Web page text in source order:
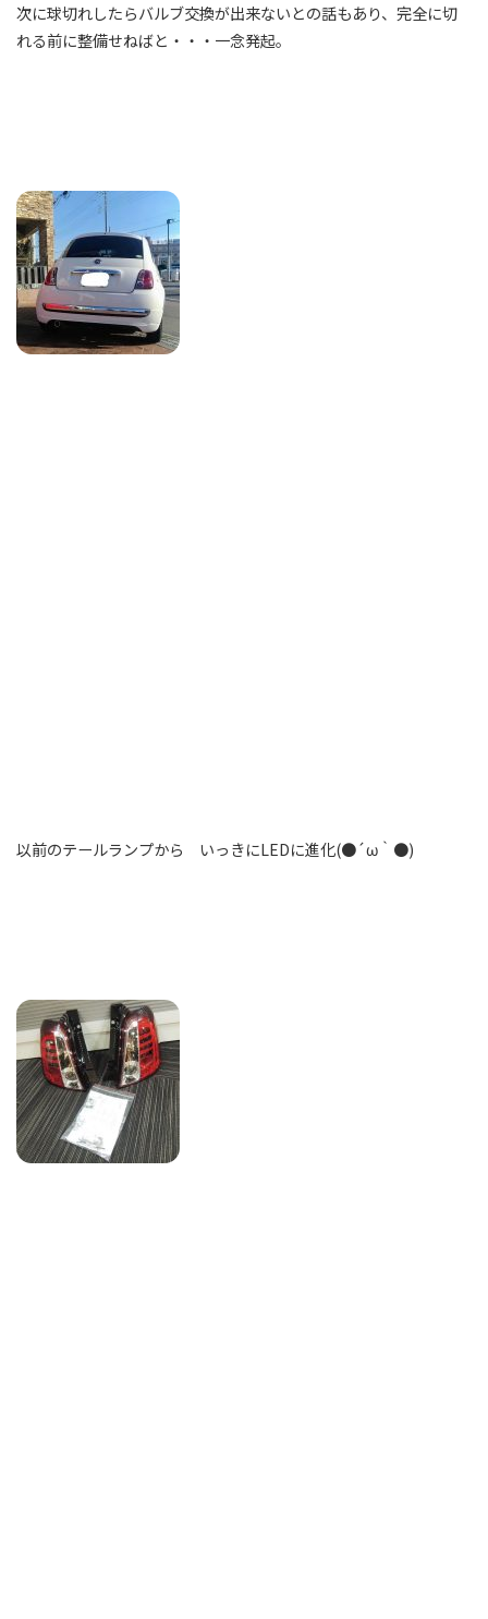
次に球切れしたらバルブ交換が出来ないとの話もあり、完全に切
れる前に整備せねばと・・・一念発起。
以前のテールランプから いっきにLEDに進化(●´ω｀●)